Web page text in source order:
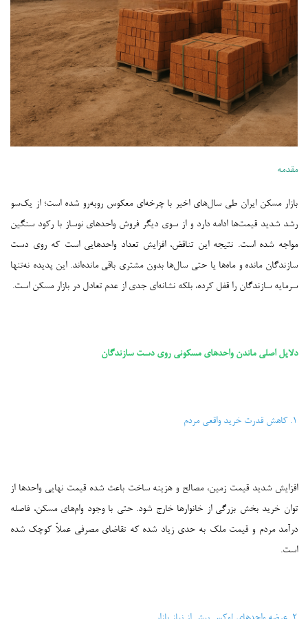
مقدمه
بازار مسکن ایران طی سال‌های اخیر با چرخه‌ای معکوس روبه‌رو شده است؛ از یک‌سو
رشد شدید قیمت‌ها ادامه دارد و از سوی دیگر فروش واحدهای نوساز با رکود سنگین
مواجه شده است. نتیجه این تناقض، افزایش تعداد واحدهایی است که روی دست
سازندگان مانده و ماه‌ها یا حتی سال‌ها بدون مشتری باقی مانده‌اند. این پدیده نه‌تنها
سرمایه سازندگان را قفل کرده، بلکه نشانه‌ای جدی از عدم تعادل در بازار مسکن است.
دلایل اصلی ماندن واحدهای مسکونی روی دست سازندگان
۱. کاهش قدرت خرید واقعی مردم
افزایش شدید قیمت زمین، مصالح و هزینه ساخت باعث شده قیمت نهایی واحدها از
توان خرید بخش بزرگی از خانوارها خارج شود. حتی با وجود وام‌های مسکن، فاصله
درآمد مردم و قیمت ملک به حدی زیاد شده که تقاضای مصرفی عملاً کوچک شده
است.